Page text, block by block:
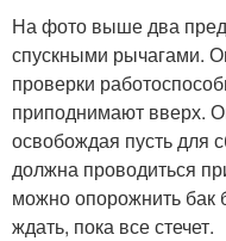
На фото выше два
спускными рычагами.
проверки
приподнимают вверх.
освобождая пусть для
должна проводиться
можно опорожнить
ждать, пока все стечет.